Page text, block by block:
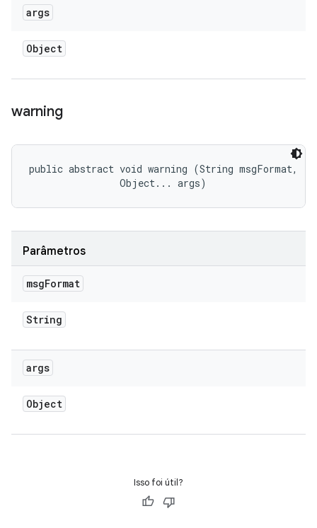
args
Object
warning
public abstract void warning (String msgFormat,
                Object... args)
Parâmetros
msgFormat
String
args
Object
Isso foi útil?